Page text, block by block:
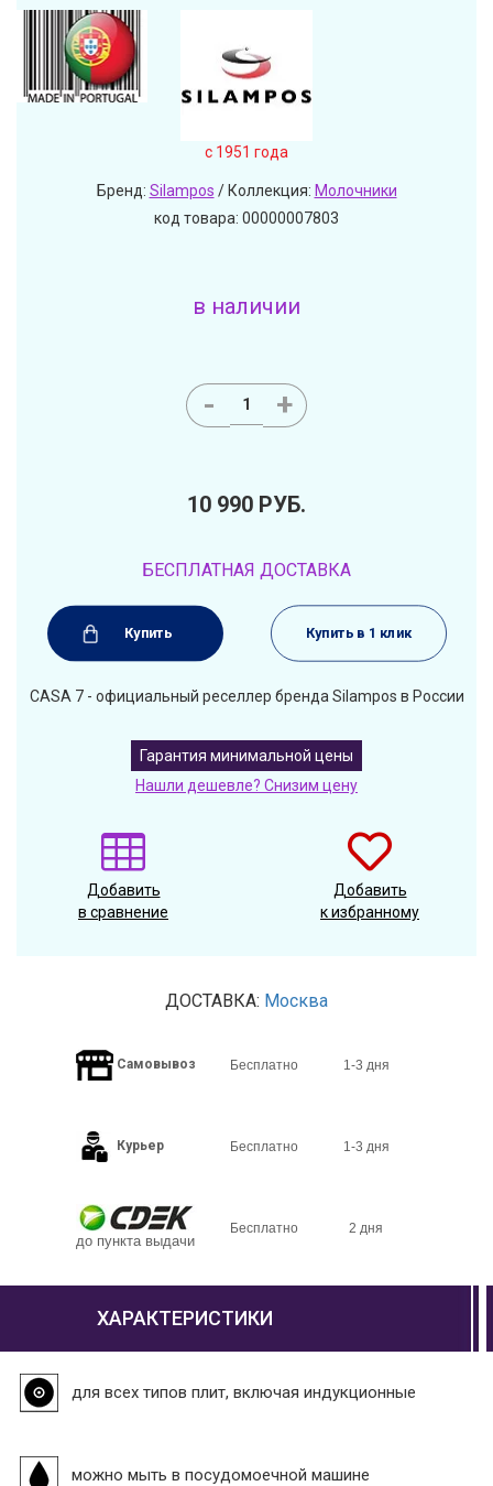
c 1951 года
Бренд: Silampos / Коллекция: Молочники
код товара: 00000007803
в наличии
- +
10 990 РУБ.
БЕСПЛАТНАЯ ДОСТАВКА
Купить Купить в 1 клик
CASA 7 - официальный реселлер бренда Silampos в России
Гарантия минимальной цены
Нашли дешевле? Снизим цену
Добавить
в сравнение
Добавить
к избранному
ДОСТАВКА: Москва
Самовывоз Бесплатно 1-3 дня
Курьер Бесплатно 1-3 дня
до пункта выдачи
Бесплатно 2 дня
ХАРАКТЕРИСТИКИ
для всех типов плит, включая индукционные
можно мыть в посудомоечной машине